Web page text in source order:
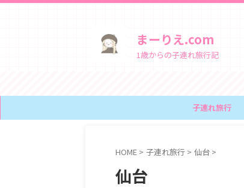
まーりえ.com
1歳からの子連れ旅行記
子連れ旅行
HOME > 子連れ旅行 > 仙台 >
仙台